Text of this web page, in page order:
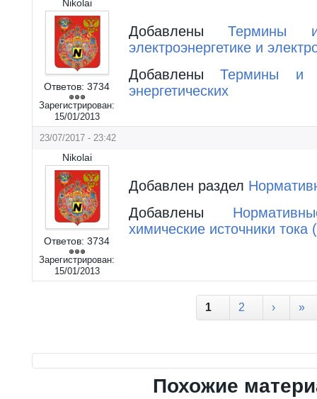
Nikolai
Ответов: 3734
Зарегистрирован:
15/01/2013
ДобавленыТермины
электроэнергетике и
ДобавленыТермины и
энергетических
23/07/2017 - 23:42
Nikolai
Ответов: 3734
Зарегистрирован:
15/01/2013
Добавлен раздел
Добавлены
химические источники тока
1 2 › »
Похожие